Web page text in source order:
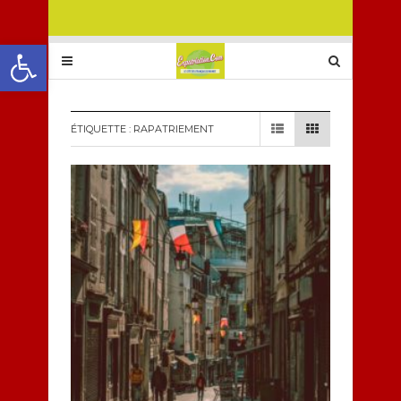
Ouvrir la barre d’outils
ÉTIQUETTE : RAPATRIEMENT